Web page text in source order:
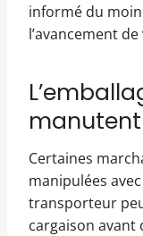
informé du
l’avancement
Certaines
manipulées
transporteur
cargaison avant